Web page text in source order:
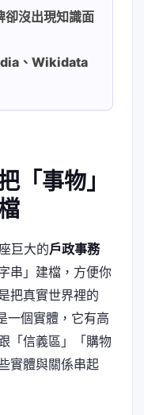
卻沒出現知識面
、Wikidata
「事物」
巨大的戶政事務
串」建檔，方便你
把真實世界裡的
一個實體，它有高
「信義區」「購物
實體與關係串起